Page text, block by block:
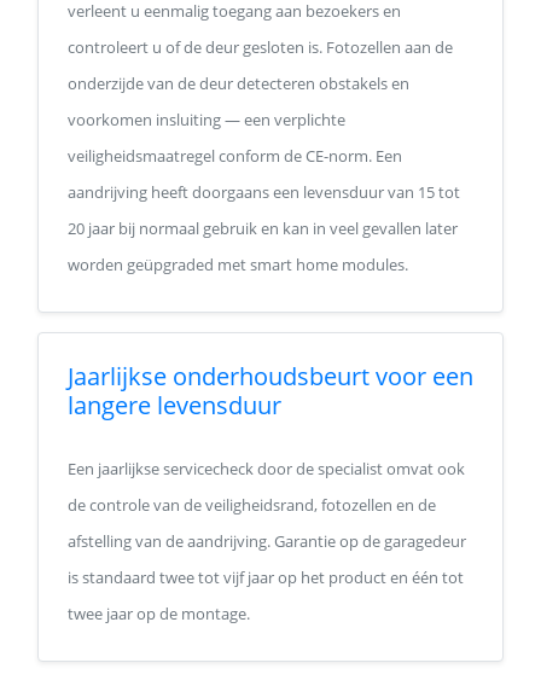
verleent u eenmalig toegang aan bezoekers en
controleert u of de deur gesloten is. Fotozellen aan de
onderzijde van de deur detecteren obstakels en
voorkomen insluiting — een verplichte
veiligheidsmaatregel conform de CE-norm. Een
aandrijving heeft doorgaans een levensduur van 15 tot
20 jaar bij normaal gebruik en kan in veel gevallen later
worden geüpgraded met smart home modules.
Jaarlijkse onderhoudsbeurt voor een
langere levensduur
Een jaarlijkse servicecheck door de specialist omvat ook
de controle van de veiligheidsrand, fotozellen en de
afstelling van de aandrijving. Garantie op de garagedeur
is standaard twee tot vijf jaar op het product en één tot
twee jaar op de montage.